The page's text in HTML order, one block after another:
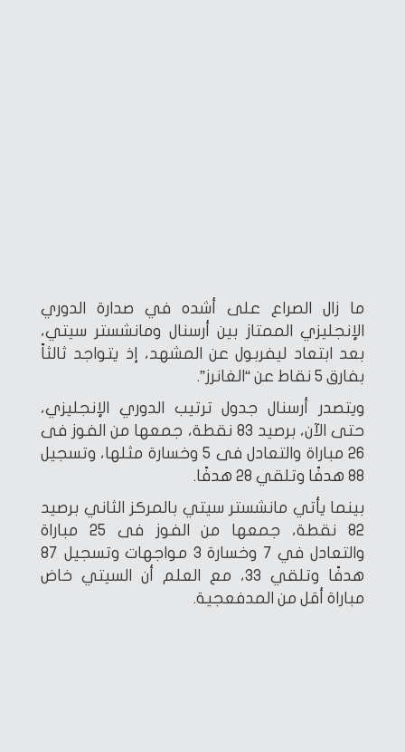
ما زال الصراع على أشده في صدارة الدوري
الإنجليزي الممتاز بين أرسنال ومانشستر سيتي،
بعد ابتعاد ليفربول عن المشهد، إذ يتواجد ثالثاً
بفارق 5 نقاط عن “الغانرز”.
ويتصدر أرسنال جدول ترتيب الدوري الإنجليزي،
حتى الآن، برصيد 83 نقطة، جمعها من الفوز فى
26 مباراة والتعادل فى 5 وخسارة مثلها، وتسجيل
88 هدفًا وتلقي 28 هدفًا.
بينما يأتي مانشستر سيتي بالمركز الثاني برصيد
82 نقطة، جمعها من الفوز فى 25 مباراة
والتعادل في 7 وخسارة 3 مواجهات وتسجيل 87
هدفًا وتلقي 33، مع العلم أن السيتي خاض
مباراة أقل من المدفعجية.